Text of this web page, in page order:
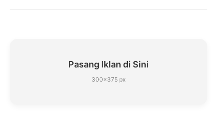
Pasang Iklan di Sini
300×375 px